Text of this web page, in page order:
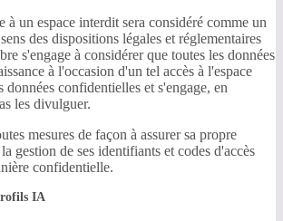
à un espace interdit sera considéré comme un
des dispositions légales et réglementaires
s'engage à considérer que toutes les données
à l'occasion d'un tel accès à l'espace
données confidentielles et s'engage, en
les divulguer.
mesures de façon à assurer sa propre
gestion de ses identifiants et codes d'accès
confidentielle.
IA